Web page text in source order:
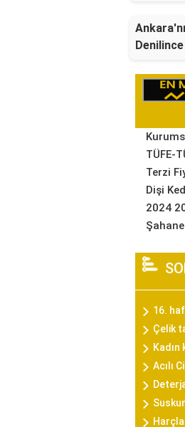
TÜFE-
Terzi
Dişi
2024
16.
Çelik
Acılı